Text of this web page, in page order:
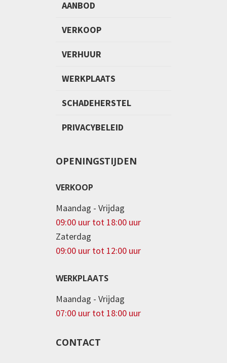
AANBOD
VERKOOP
VERHUUR
WERKPLAATS
SCHADEHERSTEL
PRIVACYBELEID
OPENINGSTIJDEN
VERKOOP
Maandag - Vrijdag
09:00 uur tot 18:00 uur
Zaterdag
09:00 uur tot 12:00 uur
WERKPLAATS
Maandag - Vrijdag
07:00 uur tot 18:00 uur
CONTACT